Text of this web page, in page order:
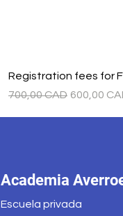
Registration fees for
Precio
700,00 CAD Precio de
600,00
Academia
Escuela privada